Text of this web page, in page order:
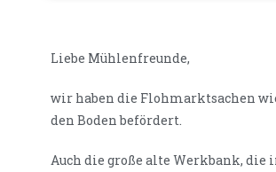
Liebe Mühlenfreunde,
wir haben die Flohmarktsachen
den Boden befördert.
Auch die große alte Werkbank, die